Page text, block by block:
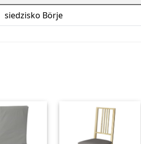
siedzisko Börje